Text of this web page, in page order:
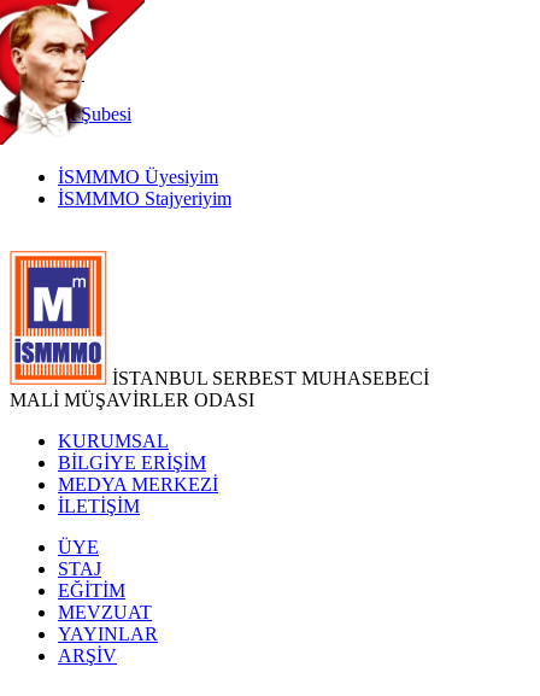
TR
|
EN
İnternetŞubesi
İSMMMO Üyesiyim
İSMMMO Stajyeriyim
İSTANBUL SERBEST MUHASEBECİ
MALİ MÜŞAVİRLER ODASI
KURUMSAL
BİLGİYE ERİŞİM
MEDYA MERKEZİ
İLETİŞİM
ÜYE
STAJ
EĞİTİM
MEVZUAT
YAYINLAR
ARŞİV